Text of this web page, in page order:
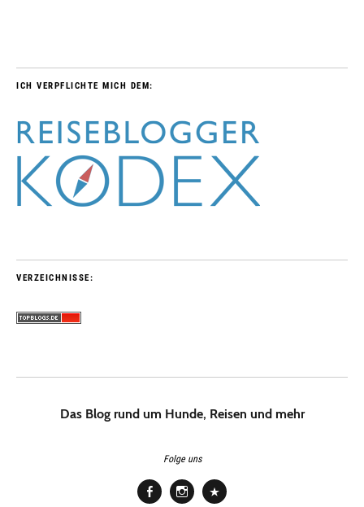
ICH VERPFLICHTE MICH DEM:
VERZEICHNISSE:
Das Blog rund um Hunde, Reisen und mehr
Folge uns